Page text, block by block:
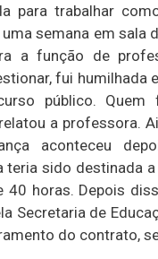
para trabalhar
semana em sala
a função de
fui humilhada
público. Quem
a professora.
aconteceu
teria sido destinada
40 horas. Depois
Secretaria de
do contrato,